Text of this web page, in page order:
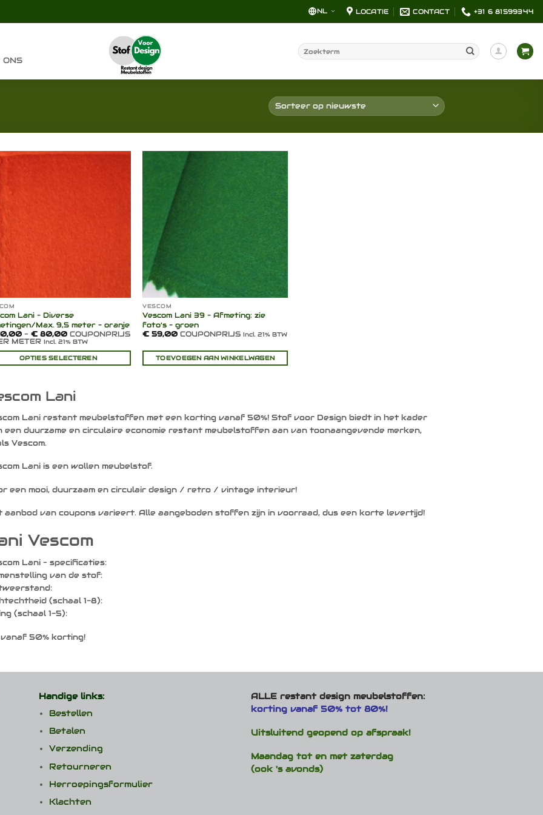
NL LOCATIE CONTACT +31 6 81599344
ONS
Zoeken
naar:
Lani – Diverse
Max. 9,5 meter – oranje
- € 80,00Prijsklasse:
€ 40,00
€ 80,00
COUPONPRIJS
METERIncl. 21% BTW
OPTIES SELECTEREN
Toevoegen
VESCOM
Vescom Lani 39 – Afmeting: zie
foto’s – groen
€ 59,00 COUPONPRIJSIncl. 21% BTW
TOEVOEGEN AAN WINKELWAGEN
Lani
Lani restant meubelstoffen met een korting vanaf 50%! Stof voor Design biedt in het kader
een duurzame en circulaire economie restant meubelstoffen aan van toonaangevende merken,
Vescom.
Lani is een wollen meubelstof.
een mooi, duurzaam en circulair design / retro / vintage interieur!
aanbod van coupons varieert. Alle aangeboden stoffen zijn in voorraad, dus een korte levertijd!
Vescom
Lani – specificaties:
van de stof:
(schaal 1-8):
(schaal 1-5):
vanaf 50% korting!
Handige links:
Bestellen
Betalen
Verzending
Retourneren
Herroepingsformulier
Klachten
ALLE restant design meubelstoffen:
korting vanaf 50% tot 80%!
Uitsluitend geopend op afspraak!
Maandag tot en met zaterdag
(ook 's avonds)